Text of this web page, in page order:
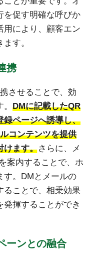
を促す明確な呼びか
用により、顧客エン
す。
携
させることで、効
DMに記載したQR
録ページへ誘導し、
コンテンツを提供
けます。さらに、メ
案内することで、ホ
す。DMとメールの
ることで、相乗効果
発揮することができ
ーンとの融合